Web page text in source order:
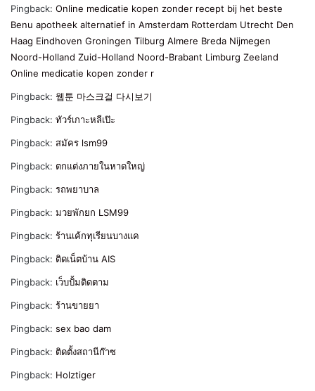
Pingback: Online medicatie kopen zonder recept bij het beste
Benu apotheek alternatief in Amsterdam Rotterdam Utrecht Den
Haag Eindhoven Groningen Tilburg Almere Breda Nijmegen
Noord-Holland Zuid-Holland Noord-Brabant Limburg Zeeland
Online medicatie kopen zonder r
Pingback: 웹툰 마스크걸 다시보기
Pingback: ทัวร์เกาะหลีเป๊ะ
Pingback: สมัคร lsm99
Pingback: ตกแต่งภายในหาดใหญ่
Pingback: รถพยาบาล
Pingback: มวยพักยก LSM99
Pingback: ร้านเค้กทุเรียนบางแค
Pingback: ติดเน็ตบ้าน AIS
Pingback: เว็บปั้มติดตาม
Pingback: ร้านขายยา
Pingback: sex bao dam
Pingback: ติดตั้งสถานีก๊าซ
Pingback: Holztiger